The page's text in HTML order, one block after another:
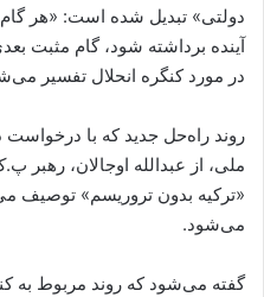
دولتی» تبدیل شده است: «هر
آینده برداشته شود، گام مثبت
در مورد کنگره انحلال تفسیر
روند راه‌حل جدید که با
ملی، از عبدالله اوجالان، رهبر
«ترکیه بدون تروریسم» توصیف
می‌شود.
گفته می‌شود که روند مربوط به